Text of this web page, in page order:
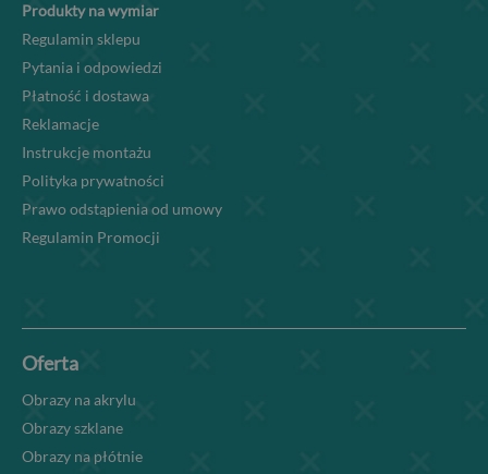
Produkty na wymiar
Regulamin sklepu
Pytania i odpowiedzi
Płatność i dostawa
Reklamacje
Instrukcje montażu
Polityka prywatności
Prawo odstąpienia od umowy
Regulamin Promocji
Oferta
Obrazy na akrylu
Obrazy szklane
Obrazy na płótnie